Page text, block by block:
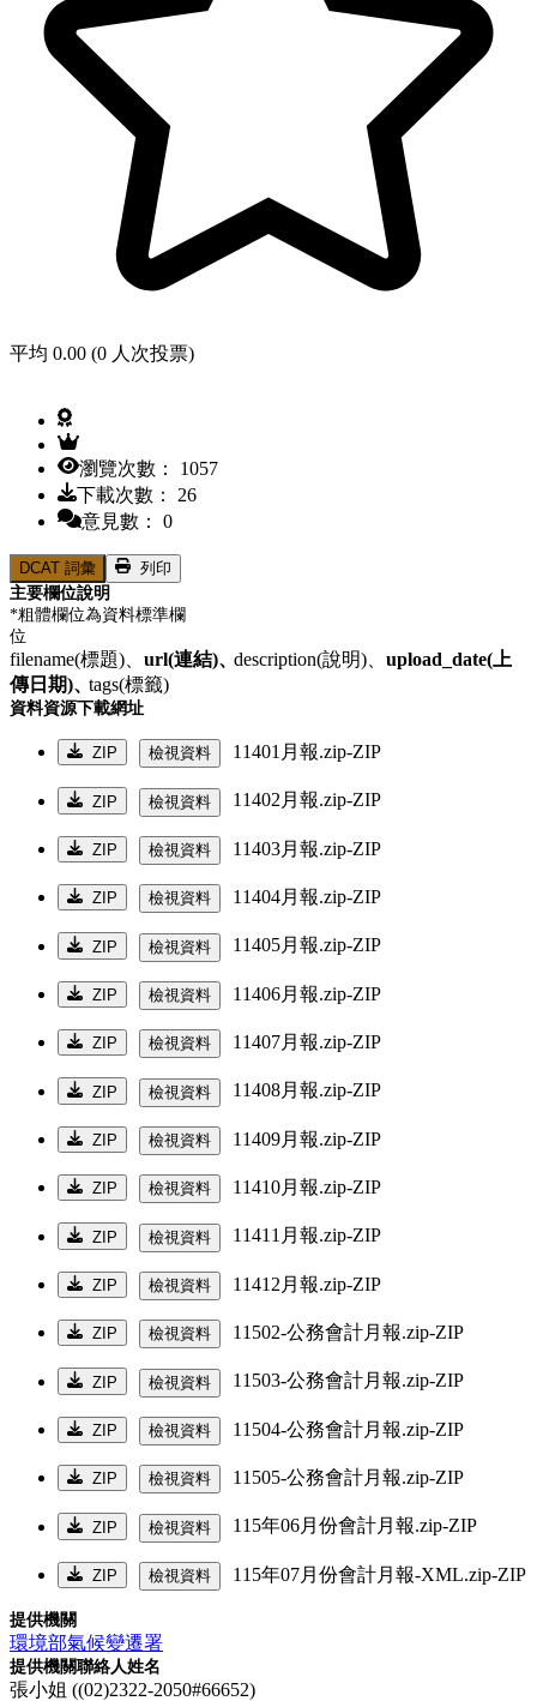
平均 0.00 (0 人次投票)
瀏覽次數： 1057
下載次數： 26
意見數： 0
DCAT 詞彙
列印
主要欄位說明
*粗體欄位為資料標準欄
位
filename(標題)、 url(連結)、description(說明)、 upload_date(上
傳日期)、tags(標籤)
資料資源下載網址
ZIP 檢視資料 11401月報.zip-ZIP
ZIP 檢視資料 11402月報.zip-ZIP
ZIP 檢視資料 11403月報.zip-ZIP
ZIP 檢視資料 11404月報.zip-ZIP
ZIP 檢視資料 11405月報.zip-ZIP
ZIP 檢視資料 11406月報.zip-ZIP
ZIP 檢視資料 11407月報.zip-ZIP
ZIP 檢視資料 11408月報.zip-ZIP
ZIP 檢視資料 11409月報.zip-ZIP
ZIP 檢視資料 11410月報.zip-ZIP
ZIP 檢視資料 11411月報.zip-ZIP
ZIP 檢視資料 11412月報.zip-ZIP
ZIP 檢視資料 11502-公務會計月報.zip-ZIP
ZIP 檢視資料 11503-公務會計月報.zip-ZIP
ZIP 檢視資料 11504-公務會計月報.zip-ZIP
ZIP 檢視資料 11505-公務會計月報.zip-ZIP
ZIP 檢視資料 115年06月份會計月報.zip-ZIP
ZIP 檢視資料 115年07月份會計月報-XML.zip-ZIP
提供機關
環境部氣候變遷署
提供機關聯絡人姓名
張小姐 ((02)2322-2050#66652)